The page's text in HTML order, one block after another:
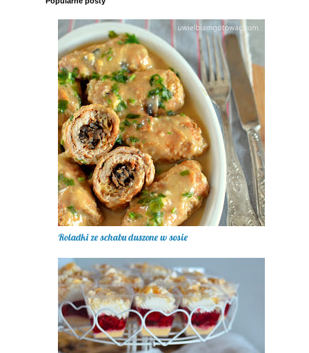
Roladki ze schabu duszone w sosie